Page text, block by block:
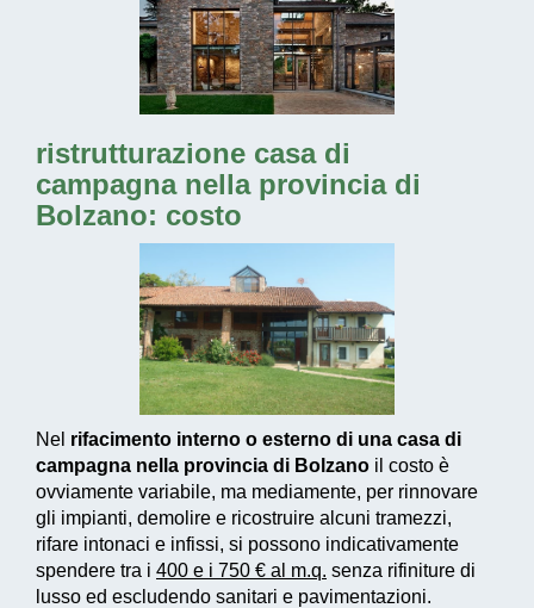
ristrutturazione casa di
campagna nella provincia di
Bolzano: costo
Nel rifacimento interno o esterno di una casa di
campagna nella provincia di Bolzano il costo è
ovviamente variabile, ma mediamente, per rinnovare
gli impianti, demolire e ricostruire alcuni tramezzi,
rifare intonaci e infissi, si possono indicativamente
spendere tra i 400 e i 750 € al m.q. senza rifiniture di
lusso ed escludendo sanitari e pavimentazioni.